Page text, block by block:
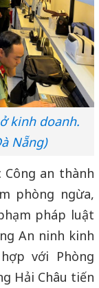
kinh doanh.
Nẵng)
Công an thành
phòng ngừa,
pháp luật
An ninh kinh
với Phòng
Hải Châu tiến